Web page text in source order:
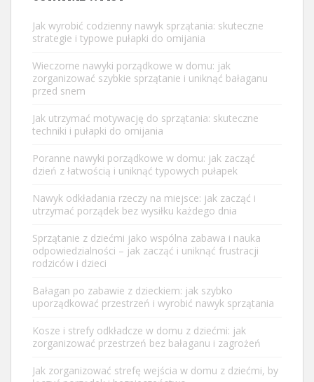
Jak wyrobić codzienny nawyk sprzątania: skuteczne
strategie i typowe pułapki do omijania
Wieczorne nawyki porządkowe w domu: jak
zorganizować szybkie sprzątanie i uniknąć bałaganu
przed snem
Jak utrzymać motywację do sprzątania: skuteczne
techniki i pułapki do omijania
Poranne nawyki porządkowe w domu: jak zacząć
dzień z łatwością i uniknąć typowych pułapek
Nawyk odkładania rzeczy na miejsce: jak zacząć i
utrzymać porządek bez wysiłku każdego dnia
Sprzątanie z dziećmi jako wspólna zabawa i nauka
odpowiedzialności – jak zacząć i uniknąć frustracji
rodziców i dzieci
Bałagan po zabawie z dzieckiem: jak szybko
uporządkować przestrzeń i wyrobić nawyk sprzątania
Kosze i strefy odkładcze w domu z dziećmi: jak
zorganizować przestrzeń bez bałaganu i zagrożeń
Jak zorganizować strefę wejścia w domu z dziećmi, by